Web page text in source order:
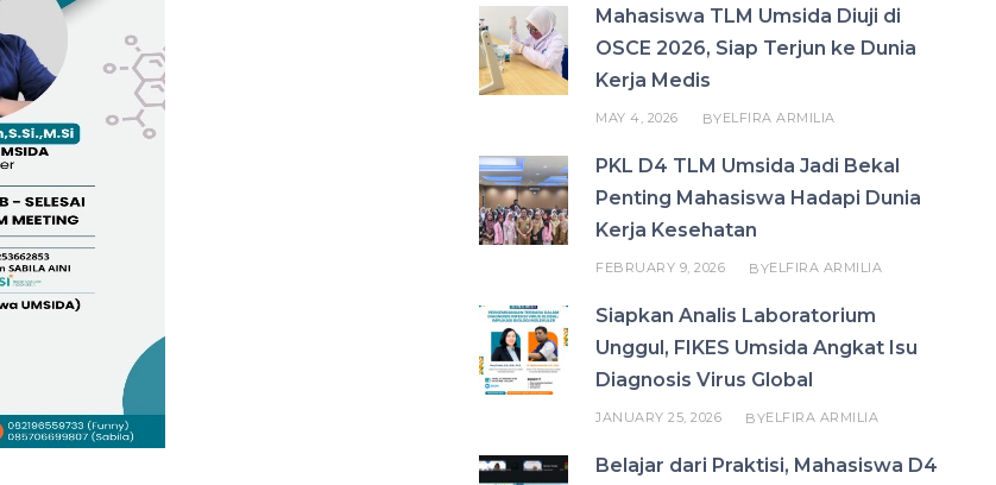
Mahasiswa TLM Umsida Diuji di
OSCE 2026, Siap Terjun ke Dunia
Kerja Medis
MAY 4, 2026 BYELFIRA ARMILIA
PKL D4 TLM Umsida Jadi Bekal
Penting Mahasiswa Hadapi Dunia
Kerja Kesehatan
FEBRUARY 9, 2026 BYELFIRA ARMILIA
Siapkan Analis Laboratorium
Unggul, FIKES Umsida Angkat Isu
Diagnosis Virus Global
JANUARY 25, 2026 BYELFIRA ARMILIA
Belajar dari Praktisi, Mahasiswa D4